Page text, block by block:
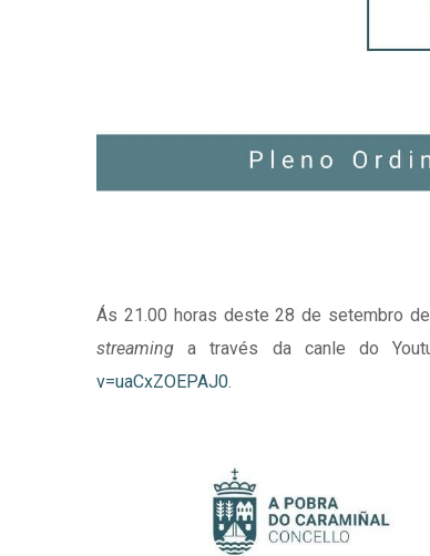
Ás 21.00 horas deste 28 de setembro
streaming a través da canle do
v=uaCxZOEPAJ0